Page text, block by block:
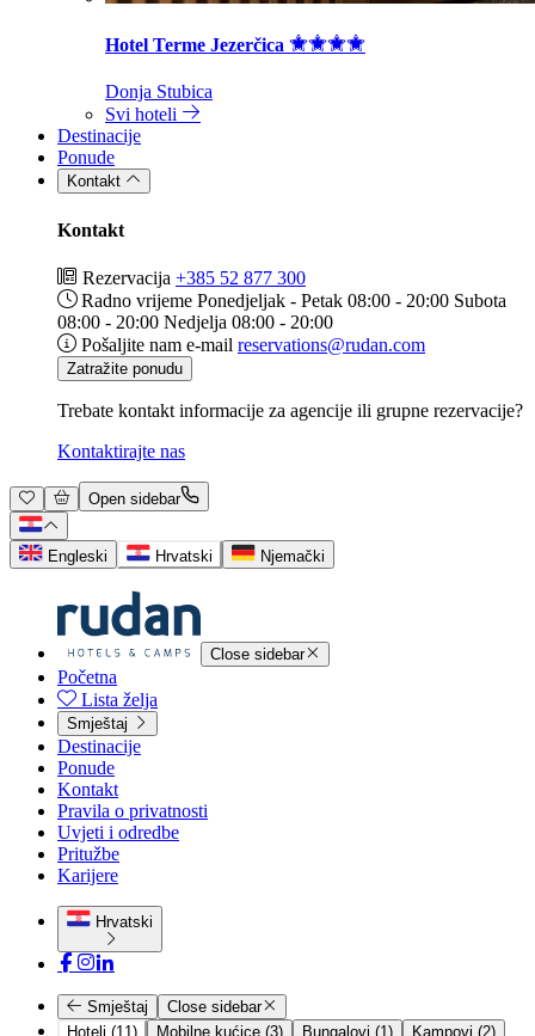
Hotel Terme Jezerčica
Donja Stubica
Svi hoteli
Destinacije
Ponude
Kontakt
Kontakt
Rezervacija +385 52 877 300
Radno vrijeme Ponedjeljak - Petak 08:00 - 20:00 Subota
08:00 - 20:00 Nedjelja 08:00 - 20:00
Pošaljite nam e-mail reservations@rudan.com
Zatražite ponudu
Trebate kontakt informacije za agencije ili grupne rezervacije?
Kontaktirajte nas
Open sidebar
Engleski Hrvatski Njemački
Close sidebar
Početna
Lista želja
Smještaj
Destinacije
Ponude
Kontakt
Pravila o privatnosti
Uvjeti i odredbe
Pritužbe
Karijere
Hrvatski
Smještaj
Close sidebar
Hoteli (11)
Mobilne kućice (3) Bungalovi (1) Kampovi (2)